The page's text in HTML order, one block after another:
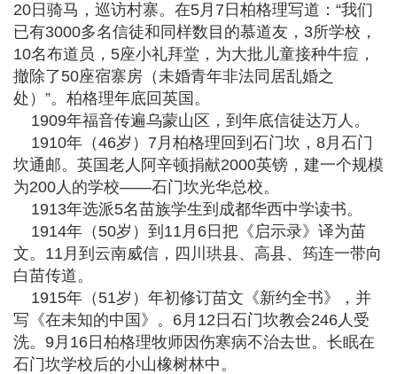
20日骑马，巡访村寨。在5月7日柏格理写道：“我们
已有3000多名信徒和同样数目的慕道友，3所学校，
10名布道员，5座小礼拜堂，为大批儿童接种牛痘，
撤除了50座宿寨房（未婚青年非法同居乱婚之
处）”。柏格理年底回英国。
1909年福音传遍乌蒙山区，到年底信徒达万人。
1910年（46岁）7月柏格理回到石门坎，8月石门
坎通邮。英国老人阿辛顿捐献2000英镑，建一个规模
为200人的学校——石门坎光华总校。
1913年选派5名苗族学生到成都华西中学读书。
1914年（50岁）到11月6日把《启示录》译为苗
文。11月到云南威信，四川珙县、高县、筠连一带向
白苗传道。
1915年（51岁）年初修订苗文《新约全书》，并
写《在未知的中国》。6月12日石门坎教会246人受
洗。9月16日柏格理牧师因伤寒病不治去世。长眠在
石门坎学校后的小山橡树林中。